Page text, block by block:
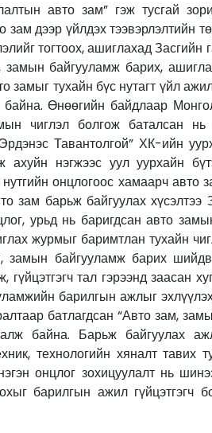
авто зам” гэж тусгай
зам дээр үйлдэх тээвэрлэлтийн
тогтоох, ашиглахад
замын байгууламж барих,
замыг тухайн бүс нутагт үйл
Өнөөгийн байдлаар
чиглэл болгож баталсан
Тавантолгой” ХК-ийн
ахуйн нэгжээс уул уурхайн
онцлогоос хамаарч авто
зам барьж байгуулах
урьд нь баригдсан авто
журмыг баримтлан тухайн
замын байгууламж барих
гүйцэтгэгч тал гэрээнд заасан
барилгын ажлыг
батлагдсан “Авто зам,
байна. Барьж байгуулах
технологийн хяналт
онцлог зохицуулалт нь
барилгын ажил гүйцэтгэгч